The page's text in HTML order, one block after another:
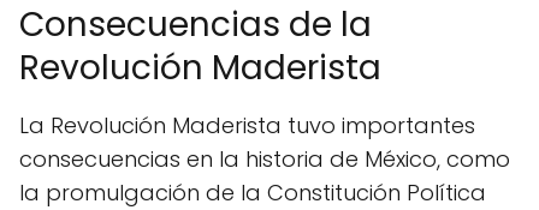
Consecuencias de la
Revolución Maderista
La Revolución Maderista tuvo importantes
consecuencias en la historia de México, como
la promulgación de la Constitución Política